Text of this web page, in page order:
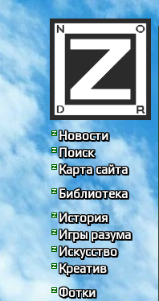
Новости
Поиск
Карта сайта
Библиотека
История
Игры разума
Искусство
Креатив
Фотки